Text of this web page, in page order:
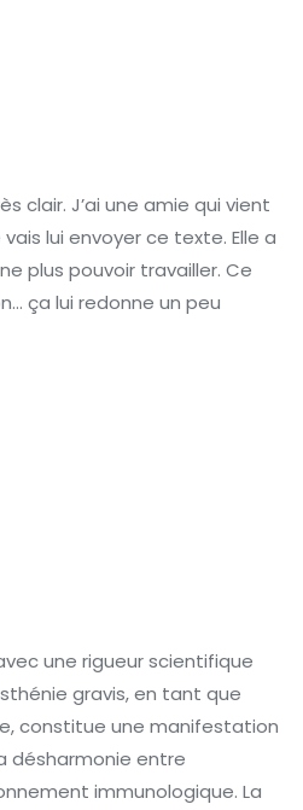
clair. J’ai une amie qui vient
lui envoyer ce texte. Elle a
plus pouvoir travailler. Ce
ça lui redonne un peu
une rigueur scientifique
gravis, en tant que
constitue une manifestation
désharmonie entre
immunologique. La